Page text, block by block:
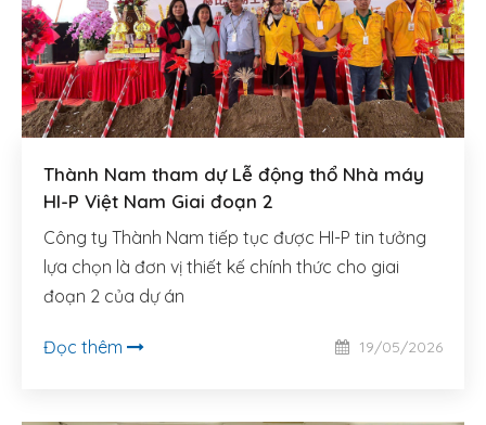
Thành Nam tham dự Lễ động thổ Nhà máy
HI-P Việt Nam Giai đoạn 2
Công ty Thành Nam tiếp tục được HI-P tin tưởng
lựa chọn là đơn vị thiết kế chính thức cho giai
đoạn 2 của dự án
Đọc thêm 19/05/2026